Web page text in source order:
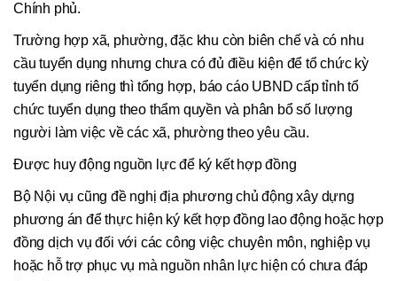
Chính phủ.
Trường hợp xã, phường, đặc khu còn biên chế và có nhu
cầu tuyển dụng nhưng chưa có đủ điều kiện để tổ chức kỳ
tuyển dụng riêng thì tổng hợp, báo cáo UBND cấp tỉnh tổ
chức tuyển dụng theo thẩm quyền và phân bổ số lượng
người làm việc về các xã, phường theo yêu cầu.
Được huy động nguồn lực để ký kết hợp đồng
Bộ Nội vụ cũng đề nghị địa phương chủ động xây dựng
phương án để thực hiện ký kết hợp đồng lao động hoặc hợp
đồng dịch vụ đối với các công việc chuyên môn, nghiệp vụ
hoặc hỗ trợ phục vụ mà nguồn nhân lực hiện có chưa đáp